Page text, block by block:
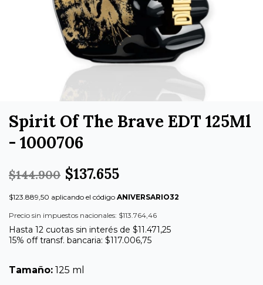
Spirit Of The Brave EDT 125Ml
- 1000706
$144.900 $137.655
$123.889,50 aplicando el código ANIVERSARIO32
Precio sin impuestos nacionales: $113.764,46
Hasta 12 cuotas sin interés de $11.471,25
15% off transf. bancaria: $117.006,75
Tamaño: 125 ml